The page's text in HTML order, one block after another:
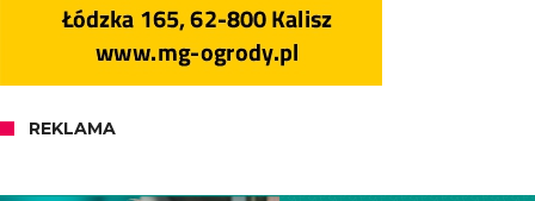
REKLAMA